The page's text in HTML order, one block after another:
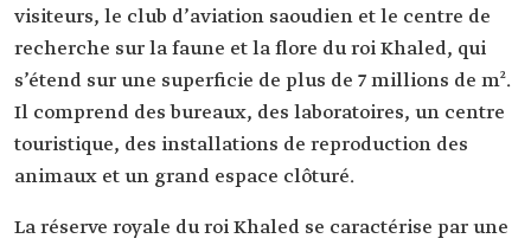
visiteurs, le club d’aviation saoudien et le centre de
recherche sur la faune et la flore du roi Khaled, qui
s’étend sur une superficie de plus de 7 millions de m².
Il comprend des bureaux, des laboratoires, un centre
touristique, des installations de reproduction des
animaux et un grand espace clôturé.
La réserve royale du roi Khaled se caractérise par une